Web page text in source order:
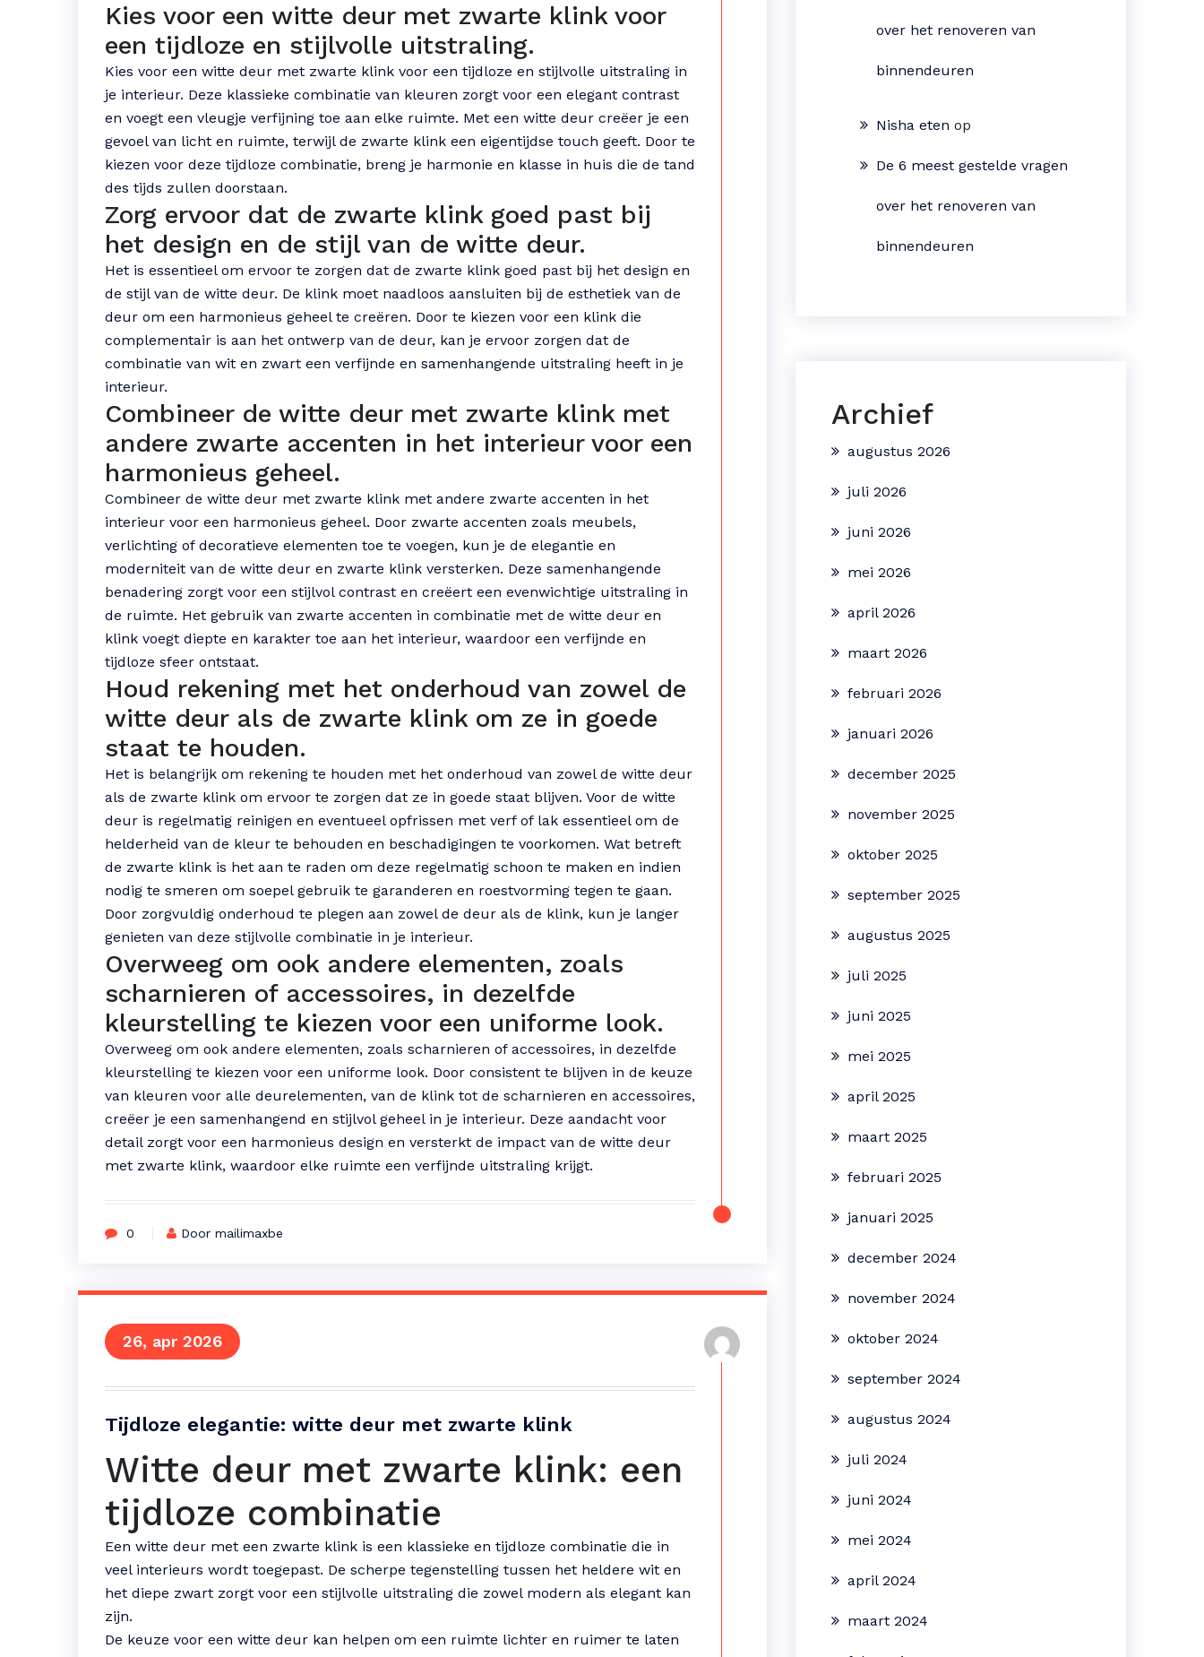
Kies voor een witte deur met zwarte klink voor
een tijdloze en stijlvolle uitstraling.
Kies voor een witte deur met zwarte klink voor een tijdloze en stijlvolle uitstraling in
je interieur. Deze klassieke combinatie van kleuren zorgt voor een elegant contrast
en voegt een vleugje verfijning toe aan elke ruimte. Met een witte deur creëer je een
gevoel van licht en ruimte, terwijl de zwarte klink een eigentijdse touch geeft. Door te
kiezen voor deze tijdloze combinatie, breng je harmonie en klasse in huis die de tand
des tijds zullen doorstaan.
Zorg ervoor dat de zwarte klink goed past bij
het design en de stijl van de witte deur.
Het is essentieel om ervoor te zorgen dat de zwarte klink goed past bij het design en
de stijl van de witte deur. De klink moet naadloos aansluiten bij de esthetiek van de
deur om een harmonieus geheel te creëren. Door te kiezen voor een klink die
complementair is aan het ontwerp van de deur, kan je ervoor zorgen dat de
combinatie van wit en zwart een verfijnde en samenhangende uitstraling heeft in je
interieur.
Combineer de witte deur met zwarte klink met
andere zwarte accenten in het interieur voor een
harmonieus geheel.
Combineer de witte deur met zwarte klink met andere zwarte accenten in het
interieur voor een harmonieus geheel. Door zwarte accenten zoals meubels,
verlichting of decoratieve elementen toe te voegen, kun je de elegantie en
moderniteit van de witte deur en zwarte klink versterken. Deze samenhangende
benadering zorgt voor een stijlvol contrast en creëert een evenwichtige uitstraling in
de ruimte. Het gebruik van zwarte accenten in combinatie met de witte deur en
klink voegt diepte en karakter toe aan het interieur, waardoor een verfijnde en
tijdloze sfeer ontstaat.
Houd rekening met het onderhoud van zowel de
witte deur als de zwarte klink om ze in goede
staat te houden.
Het is belangrijk om rekening te houden met het onderhoud van zowel de witte deur
als de zwarte klink om ervoor te zorgen dat ze in goede staat blijven. Voor de witte
deur is regelmatig reinigen en eventueel opfrissen met verf of lak essentieel om de
helderheid van de kleur te behouden en beschadigingen te voorkomen. Wat betreft
de zwarte klink is het aan te raden om deze regelmatig schoon te maken en indien
nodig te smeren om soepel gebruik te garanderen en roestvorming tegen te gaan.
Door zorgvuldig onderhoud te plegen aan zowel de deur als de klink, kun je langer
genieten van deze stijlvolle combinatie in je interieur.
Overweeg om ook andere elementen, zoals
scharnieren of accessoires, in dezelfde
kleurstelling te kiezen voor een uniforme look.
Overweeg om ook andere elementen, zoals scharnieren of accessoires, in dezelfde
kleurstelling te kiezen voor een uniforme look. Door consistent te blijven in de keuze
van kleuren voor alle deurelementen, van de klink tot de scharnieren en accessoires,
creëer je een samenhangend en stijlvol geheel in je interieur. Deze aandacht voor
detail zorgt voor een harmonieus design en versterkt de impact van de witte deur
met zwarte klink, waardoor elke ruimte een verfijnde uitstraling krijgt.
0 Door mailimaxbe
26, apr 2026
Tijdloze elegantie: witte deur met zwarte klink
Witte deur met zwarte klink: een
tijdloze combinatie
Een witte deur met een zwarte klink is een klassieke en tijdloze combinatie die in
veel interieurs wordt toegepast. De scherpe tegenstelling tussen het heldere wit en
het diepe zwart zorgt voor een stijlvolle uitstraling die zowel modern als elegant kan
zijn.
De keuze voor een witte deur kan helpen om een ruimte lichter en ruimer te laten
over het renoveren van
binnendeuren
Nisha eten op
De 6 meest gestelde vragen
over het renoveren van
binnendeuren
Archief
augustus 2026
juli 2026
juni 2026
mei 2026
april 2026
maart 2026
februari 2026
januari 2026
december 2025
november 2025
oktober 2025
september 2025
augustus 2025
juli 2025
juni 2025
mei 2025
april 2025
maart 2025
februari 2025
januari 2025
december 2024
november 2024
oktober 2024
september 2024
augustus 2024
juli 2024
juni 2024
mei 2024
april 2024
maart 2024